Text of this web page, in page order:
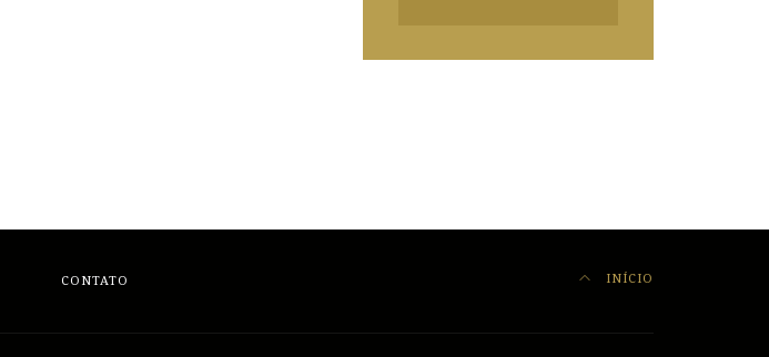
CONTATO INÍCIO